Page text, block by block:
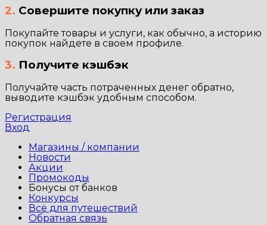
2. Совершите покупку или заказ
Покупайте товары и услуги, как обычно, а историю
покупок найдете в своем профиле.
3. Получите кэшбэк
Получайте часть потраченных денег обратно,
выводите кэшбэк удобным способом.
Регистрация
Вход
Магазины / компании
Новости
Акции
Промокоды
Бонусы от банков
Конкурсы
Всё для путешествий
Обратная связь